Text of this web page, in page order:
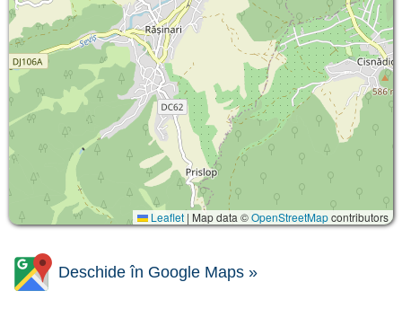
Leaflet | Map data ©OpenStreetMapcontributors
Deschide în Google Maps »